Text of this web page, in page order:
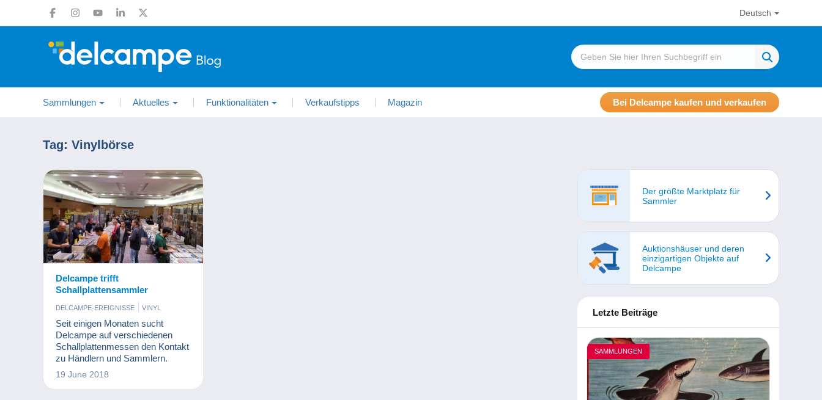
Deutsch
Sammlungen Aktuelles Funktionalitäten Verkaufstipps Magazin Bei Delcampe kaufen und verkaufen
Tag: Vinylbörse
Delcampe trifft
Schallplattensammler
DELCAMPE-EREIGNISSE VINYL
Seit einigen Monaten sucht
Delcampe auf verschiedenen
Schallplattenmessen den Kontakt
zu Händlern und Sammlern.
19 June 2018
Der größte Marktplatz für
Sammler
Auktionshäuser und deren
einzigartigen Objekte auf
Delcampe
Letzte Beiträge
SAMMLUNGEN